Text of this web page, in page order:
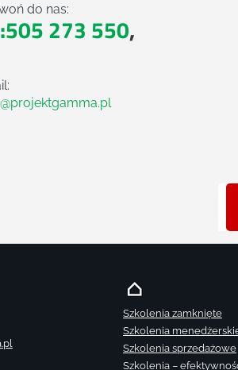
do nas:
273 550,
Szkolenia zamknięte
Szkolenia
Szkolenia sprzedażowe
Szkolenia –